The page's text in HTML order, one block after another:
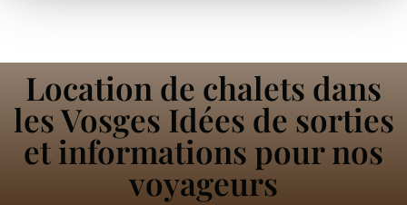
Location de chalets dans
les Vosges Idées de sorties
et informations pour nos
voyageurs